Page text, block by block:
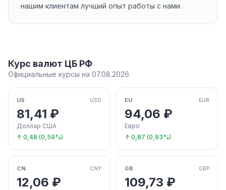
нашим клиентам лучший опыт работы с нами.
Курс валют ЦБ РФ
Официальные курсы на 07.08.2026
US USD
81,41 ₽
Доллар США
↑ 0,48 (0,59%)
EU EUR
94,06 ₽
Евро
↑ 0,87 (0,93%)
CN CNY
12,06 ₽
GB GBP
109,73 ₽